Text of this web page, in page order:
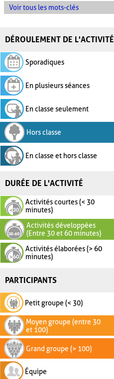
Voir tous les mots-clés
DÉROULEMENT DE L'ACTIVITÉ
Sporadiques
En plusieurs séances
En classe seulement
Hors classe
En classe et hors classe
DURÉE DE L'ACTIVITÉ
Activités courtes (< 30
minutes)
Activités développées
(Entre 30 et 60 minutes)
Activités élaborées (> 60
minutes)
PARTICIPANTS
Petit groupe (< 30)
Moyen groupe (entre 30
et 100)
Grand groupe (> 100)
Équipe